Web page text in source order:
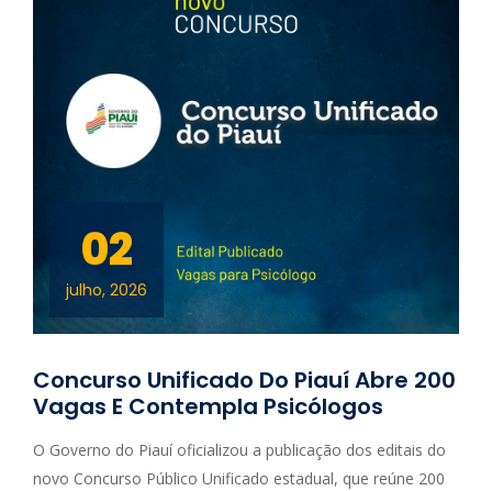
02
julho, 2026
Concurso Unificado Do Piauí Abre 200
Vagas E Contempla Psicólogos
O Governo do Piauí oficializou a publicação dos editais do
novo Concurso Público Unificado estadual, que reúne 200